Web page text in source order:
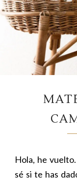
Hola, he
sé si te has